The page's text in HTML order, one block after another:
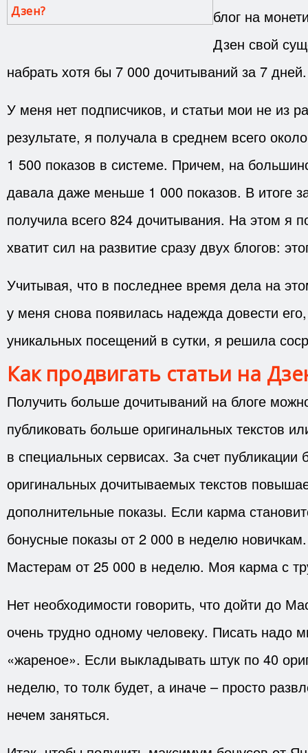
Дзен?
блог на
Дзен свой
набрать хотя бы 7 000 дочитываний за 7 дней.
У меня нет подписчиков, и статьи мои не из
результате, я получала в среднем всего
1 500 показов в системе. Причем, на
давала даже меньше 1 000 показов. В итоге
получила всего 824 дочитывания. На этом я
хватит сил на развитие сразу двух блогов:
Учитывая, что в последнее время дела на
у меня снова появилась надежда довести
уникальных посещений в сутки, я решила
Как продвигать статьи на
Получить больше дочитываний на блоге
публиковать больше оригинальных текстов
в специальных сервисах. За счет публикации
оригинальных дочитываемых текстов
дополнительные показы. Если карма
бонусные показы от 2 000 в неделю
Мастерам от 25 000 в неделю. Моя карма с
Нет необходимости говорить, что дойти до
очень трудно одному человеку. Писать надо
«жареное». Если выкладывать штук по 40
неделю, то толк будет, а иначе – просто
нечем заняться.